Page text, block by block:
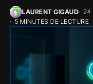
LAURENT GIGAUD
24
5 MINUTES DE LECTURE